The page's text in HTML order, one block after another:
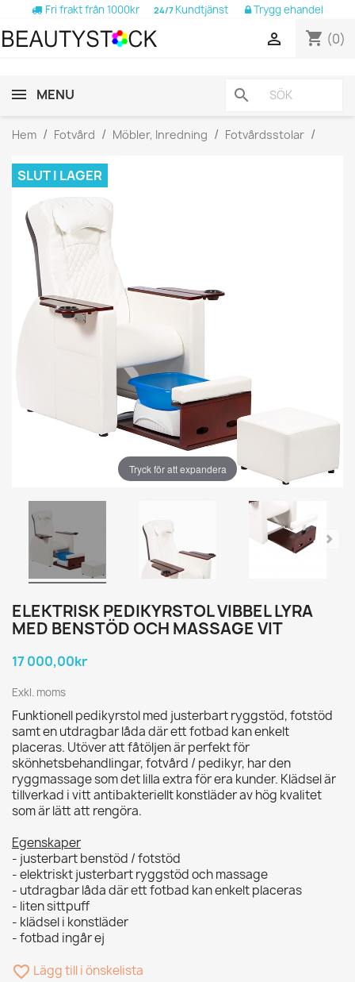
Fri frakt från 1000kr 24/7 Kundtjänst Trygg ehandel
shopping_cart (0)

MENU search
Hem Fotvård Möbler, Inredning Fotvårdsstolar
SLUT I LAGER
Tryck för att expandera
ELEKTRISK PEDIKYRSTOL VIBBEL LYRA
MED BENSTÖD OCH MASSAGE VIT
17 000,00kr
Exkl. moms
Funktionell pedikyrstol med justerbart ryggstöd, fotstöd
samt en utdragbar låda där ett fotbad kan enkelt
placeras. Utöver att fåtöljen är perfekt för
skönhetsbehandlingar, fotvård / pedikyr, har den
ryggmassage som det lilla extra för era kunder. Klädsel är
tillverkad i vitt antibakteriellt konstläder av hög kvalitet
som är lätt att rengöra.
Egenskaper
- justerbart benstöd / fotstöd
- elektriskt justerbart ryggstöd och massage
- utdragbar låda där ett fotbad kan enkelt placeras
- liten sittpuff
- klädsel i konstläder
- fotbad ingår ej
favorite_border Lägg till i önskelista